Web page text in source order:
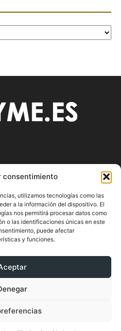
consentimiento
utilizamos tecnologías como las
a la información del dispositivo. El
nos permitirá procesar datos como
o las identificaciones únicas en este
puede afectar
y funciones.
donde podrás mantenerte
noticias y novedades sobre la
así como donde podrás
necesaria sobre